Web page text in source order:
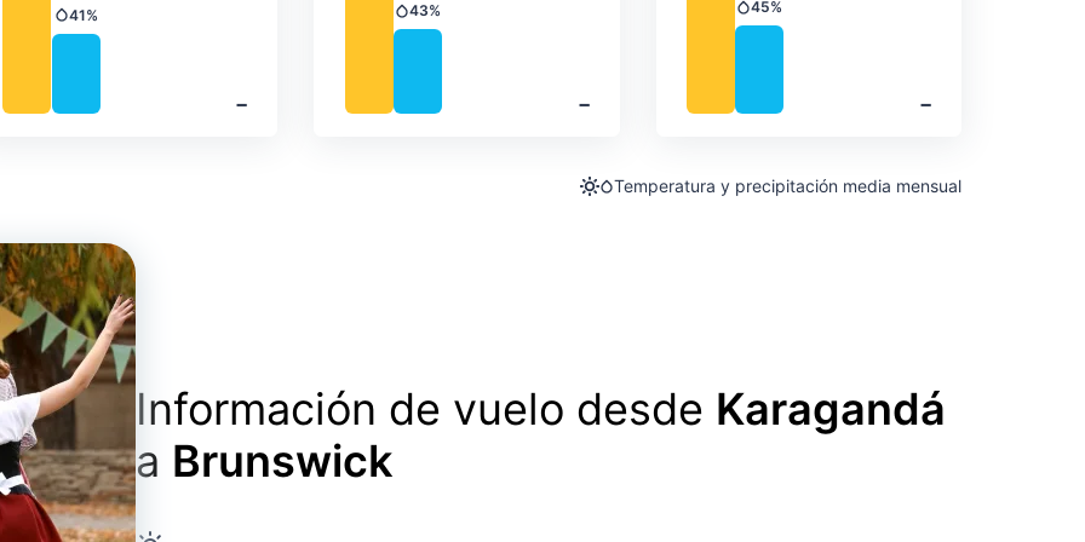
‐
Precipitación
41%
‐
Precipitación
43%
‐
Precipitación
45%
Temperatura y precipitación media mensual
Información de vuelo desde Karagandá
a Brunswick